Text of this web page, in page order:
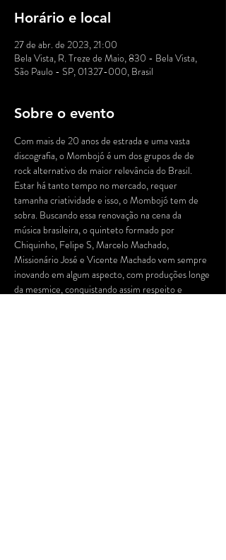
Horário e local
27 de abr. de 2023, 21:00
Bela Vista, R. Treze de Maio, 830 - Bela Vista,
São Paulo - SP, 01327-000, Brasil
Sobre o evento
Com mais de 20 anos de estrada e uma vasta
discografia, o Mombojó é um dos grupos de de
rock alternativo de maior relevância do Brasil.
Estar há tanto tempo no mercado, requer
tamanha criatividade e isso, o Mombojó tem de
sobra. Buscando essa renovação na cena da
música brasileira, o quinteto formado por
Chiquinho, Felipe S, Marcelo Machado,
Missionário José e Vicente Machado vem sempre
inovando em algum aspecto, com produções longe
da mesmice, conquistando assim respeito e